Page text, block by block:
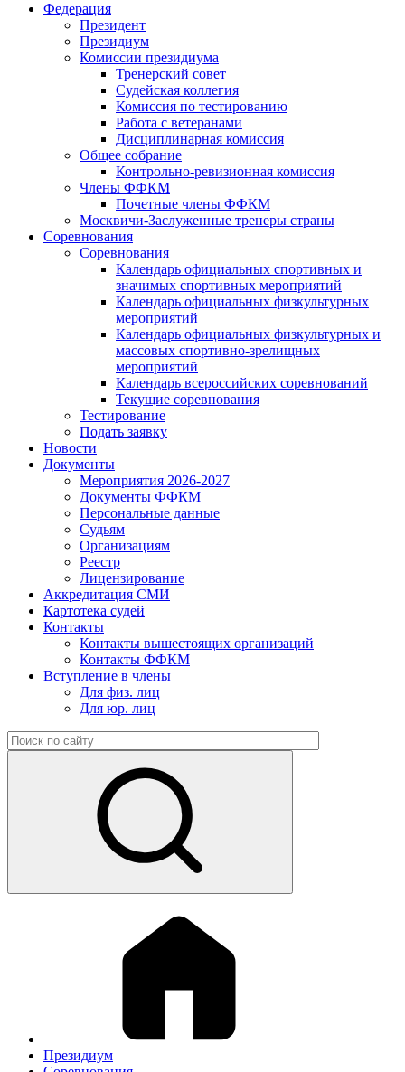
Федерация
Президент
Президиум
Комиссии президиума
Тренерский совет
Судейская коллегия
Комиссия по тестированию
Работа с ветеранами
Дисциплинарная комиссия
Общее собрание
Контрольно-ревизионная комиссия
Члены ФФКМ
Почетные члены ФФКМ
Москвичи-Заслуженные тренеры страны
Соревнования
Соревнования
Календарь официальных спортивных и
значимых спортивных мероприятий
Календарь официальных физкультурных
мероприятий
Календарь официальных физкультурных и
массовых спортивно-зрелищных
мероприятий
Календарь всероссийских соревнований
Текущие соревнования
Тестирование
Подать заявку
Новости
Документы
Мероприятия 2026-2027
Документы ФФКМ
Персональные данные
Судьям
Организациям
Реестр
Лицензирование
Аккредитация СМИ
Картотека судей
Контакты
Контакты вышестоящих организаций
Контакты ФФКМ
Вступление в члены
Для физ. лиц
Для юр. лиц
Президиум